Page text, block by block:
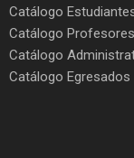
Catálogo
Catálogo Profesores
Catálogo
Catálogo Egresados